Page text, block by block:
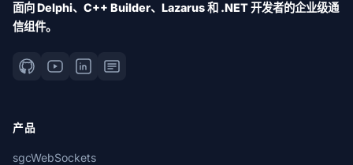
面向 Delphi、C++ Builder、Lazarus 和 .NET 开发者的企业级通
信组件。
产品
sgcWebSockets